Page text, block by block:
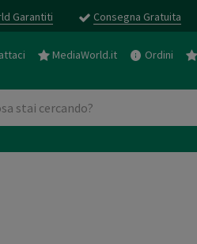
Garantiti Consegna Gratuita
MediaWorld.it Ordini